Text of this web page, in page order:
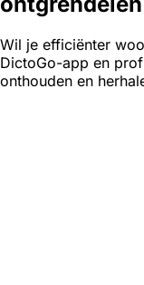
Wil je efficiënter
DictoGo-app en
onthouden en